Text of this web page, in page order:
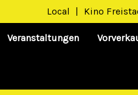
Local | Kino
Veranstaltungen